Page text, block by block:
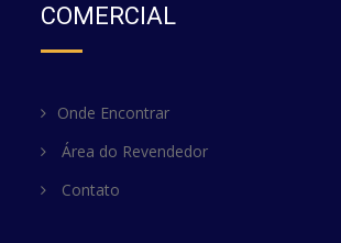
COMERCIAL
Onde Encontrar
Área do Revendedor
Contato